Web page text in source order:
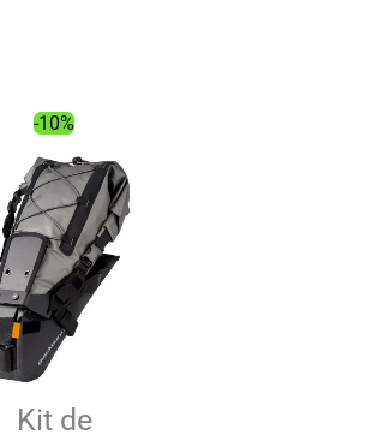
-10%
Kit de